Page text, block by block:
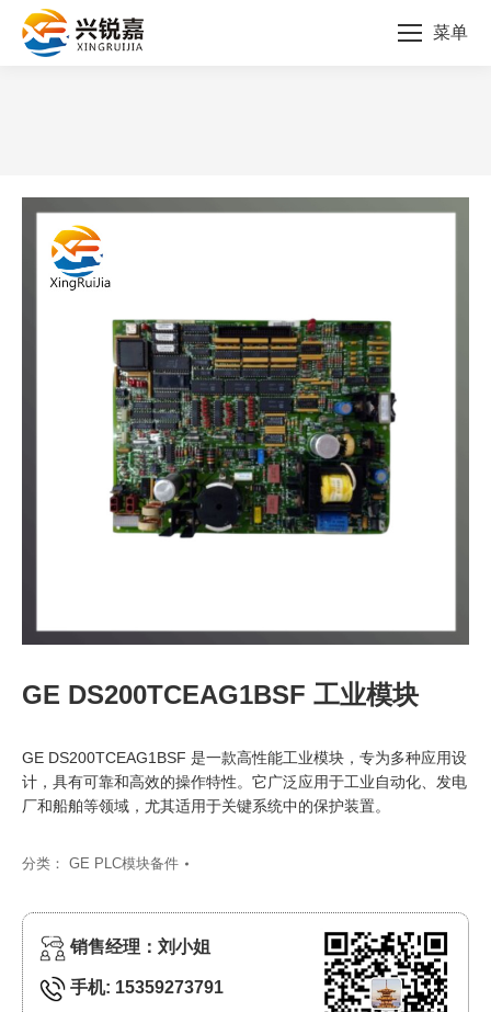
菜单
GE DS200TCEAG1BSF 工业模块
GE DS200TCEAG1BSF 是一款高性能工业模块，专为多种应用设
计，具有可靠和高效的操作特性。它广泛应用于工业自动化、发电
厂和船舶等领域，尤其适用于关键系统中的保护装置。
分类： GE PLC模块备件
销售经理：刘小姐
手机: 15359273791